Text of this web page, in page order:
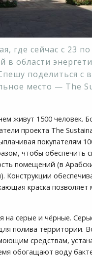
где сейчас с 23
в области
поделиться
место — The
живут 1500 человек.
проекта The
покупателям
чтобы обеспечить
помещений (в
Конструкции
краска
на серые и чёрные.
полива территории.
средствам,
обогащают воду